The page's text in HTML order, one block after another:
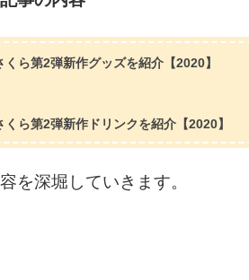
くら第2弾新作グッズを紹介【2020】
くら第2弾新作ドリンクを紹介【2020】
を深堀していきます。